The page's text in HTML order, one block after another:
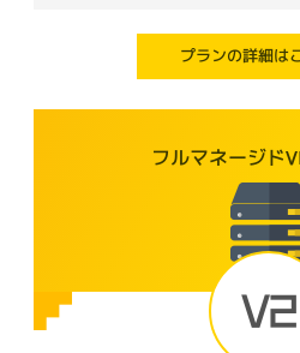
プランの詳細は
フルマネージド
V2